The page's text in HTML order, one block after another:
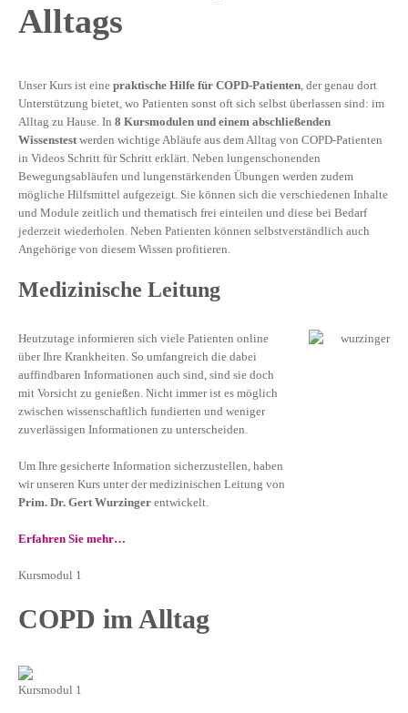
Alltags
Unser Kurs ist eine praktische Hilfe für COPD-Patienten, der genau dort
Unterstützung bietet, wo Patienten sonst oft sich selbst überlassen sind: im
Alltag zu Hause. In 8 Kursmodulen und einem abschließenden
Wissenstestwerden wichtige Abläufe aus dem Alltag von COPD-Patienten
in Videos Schritt für Schritt erklärt. Neben lungenschonenden
Bewegungsabläufen und lungenstärkenden Übungen werden zudem
mögliche Hilfsmittel aufgezeigt. Sie können sich die verschiedenen Inhalte
und Module zeitlich und thematisch frei einteilen und diese bei Bedarf
jederzeit wiederholen. Neben Patienten können selbstverständlich auch
Angehörige von diesem Wissen profitieren.
Medizinische Leitung
Heutzutage informieren sich viele Patienten online
über Ihre Krankheiten. So umfangreich die dabei
auffindbaren Informationen auch sind, sind sie doch
mit Vorsicht zu genießen. Nicht immer ist es möglich
zwischen wissenschaftlich fundierten und weniger
zuverlässigen Informationen zu unterscheiden.
Um Ihre gesicherte Information sicherzustellen, haben
wir unseren Kurs unter der medizinischen Leitung von
Prim. Dr. Gert Wurzinger entwickelt.
Erfahren Sie mehr…
Kursmodul 1
COPD im Alltag
Kursmodul 1